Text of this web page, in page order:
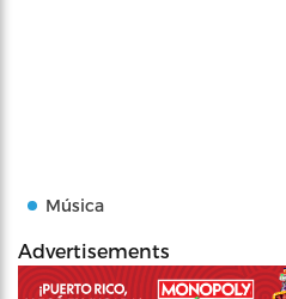
Música
Advertisements